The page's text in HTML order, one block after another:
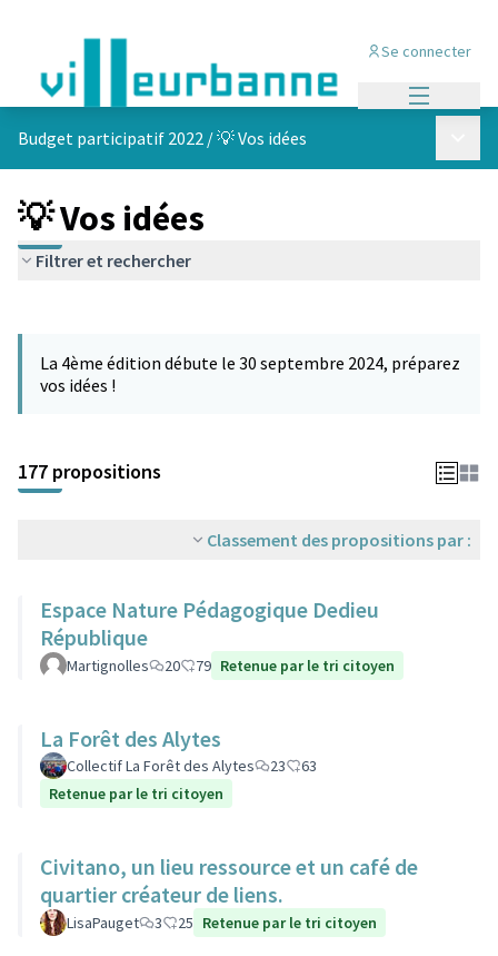
Se connecter
Budget participatif 2022 /💡 Vos idées
💡 Vos idées
Filtrer et rechercher
−
La 4ème édition débute le 30 septembre 2024, préparez
vos idées !
177 propositions
Classement des propositions par :
Espace Nature Pédagogique Dedieu
République
Martignolles 20 79 Retenue par le tri citoyen
La Forêt des Alytes
Collectif La Forêt des Alytes 23
63
Retenue par le tri citoyen
Civitano, un lieu ressource et un café de
quartier créateur de liens.
LisaPauget 3 25 Retenue par le tri citoyen